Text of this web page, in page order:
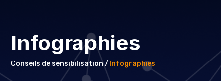
Infographies
Conseils de sensibilisation / Infographies